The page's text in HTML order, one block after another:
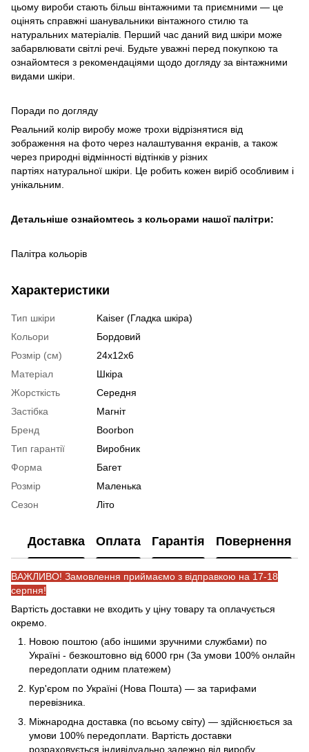
цьому вироби стають більш вінтажними та приємними — це
оцінять справжні шанувальники вінтажного стилю та
натуральних матеріалів. Перший час даний вид шкіри може
забарвлювати світлі речі. Будьте уважні перед покупкою та
ознайомтеся з рекомендаціями щодо догляду за вінтажними
видами шкіри.
Поради по догляду
Реальний колір виробу може трохи відрізнятися від
зображення на фото через налаштування екранів, а також
через природні відмінності відтінків у різних
партіях натуральної шкіри. Це робить кожен виріб особливим і
унікальним.
Детальніше ознайомтесь з кольорами нашої палітри:
Палітра кольорів
Характеристики
Тип шкіри
Kaiser (Гладка шкіра)
Кольори
Бордовий
Розмір (см)
24х12х6
Матеріал
Шкіра
Жорсткість
Середня
Застібка
Магніт
Бренд
Boorbon
Тип гарантії
Виробник
Форма
Багет
Розмір
Маленька
Сезон
Літо
Доставка Оплата Гарантія Повернення
ВАЖЛИВО! Замовлення приймаємо з відправкою на 17-18
серпня!
Вартість доставки не входить у ціну товару та оплачується
окремо.
Новою поштою (або іншими зручними службами) по
Україні - безкоштовно від 6000 грн (За умови 100% онлайн
передоплати одним платежем)
Кур'єром по Україні (Нова Пошта) — за тарифами
перевізника.
Міжнародна доставка (по всьому світу) — здійснюється за
умови 100% передоплати. Вартість доставки
розраховується індивідуально залежно від виробу.